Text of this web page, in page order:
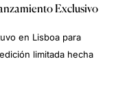
Exclusivo
en Lisboa para
limitada hecha